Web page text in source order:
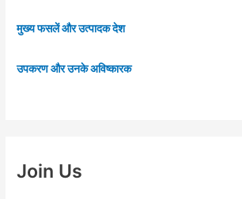
मुख्य फसलें और उत्पादक देश
उपकरण और उनके अविष्कारक
Join Us